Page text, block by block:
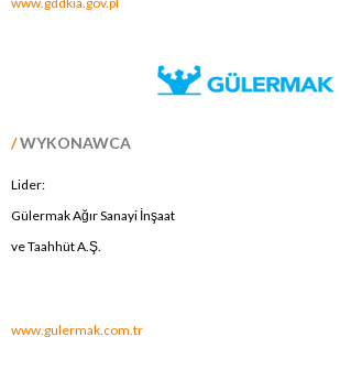
/WYKONAWCA
Lider:
Gülermak Ağır Sanayi İnşaat
ve Taahhüt A.Ş.
www.gulermak.com.tr